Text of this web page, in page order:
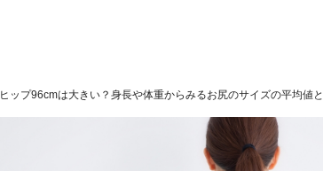
ヒップ96cmは大きい？身長や体重からみるお尻のサイズの平均値